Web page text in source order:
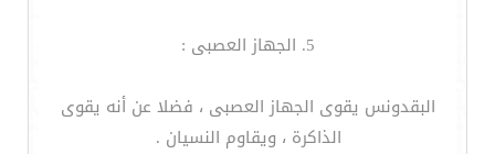
5. الجهاز العصبى :
البقدونس يقوى الجهاز العصبى ، فضلا عن أنه يقوى
الذاكرة ، ويقاوم النسيان .